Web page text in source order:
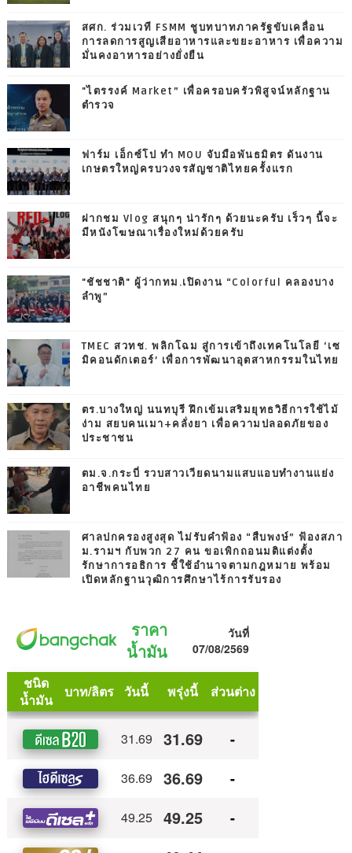
สศก. ร่วมเวที FSMM ชูบทบาทภาครัฐขับเคลื่อน
การลดการสูญเสียอาหารและขยะอาหาร เพื่อความ
มั่นคงอาหารอย่างยั่งยืน
"ไตรรงค์ Market” เพื่อครอบครัวพิสูจน์หลักฐาน
ตำรวจ
ฟาร์ม เอ็กซ์โป ทำ MOU จับมือพันธมิตร ดันงาน
เกษตรใหญ่ครบวงจรสัญชาติไทยครั้งแรก
ฝากชม Vlog สนุกๆ น่ารักๆ ด้วยนะครับ เร็วๆ นี้จะ
มีหนังโฆษณาเรื่องใหม่ด้วยครับ
"ชัชชาติ" ผู้ว่ากทม.เปิดงาน “Colorful คลองบาง
ลำพู”
TMEC สวทช. พลิกโฉม สู่การเข้าถึงเทคโนโลยี ‘เซ
มิคอนดักเตอร์’ เพื่อการพัฒนาอุตสาหกรรมในไทย
ตร.บางใหญ่ นนทบุรี ฝึกเข้มเสริมยุทธวิธีการใช้ไม้
ง่าม สยบคนเมา+คลั่งยา เพื่อความปลอดภัยของ
ประชาชน
ตม.จ.กระบี่ รวบสาวเวียดนามแสบแอบทำงานแย่ง
อาชีพคนไทย
ศาลปกครองสูงสุด ไม่รับคำฟ้อง “สืบพงษ์” ฟ้องสภา
ม.รามฯ กับพวก 27 คน ขอเพิกถอนมติแต่งตั้ง
รักษาการอธิการ ชี้ใช้อำนาจตามกฎหมาย พร้อม
เปิดหลักฐานวุฒิการศึกษาไร้การรับรอง